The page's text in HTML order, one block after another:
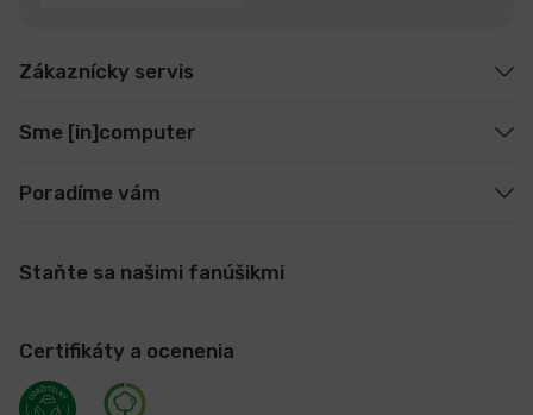
Zákaznícky servis
Sme [in]computer
Poradíme vám
Staňte sa našimi fanúšikmi
Certifikáty a ocenenia